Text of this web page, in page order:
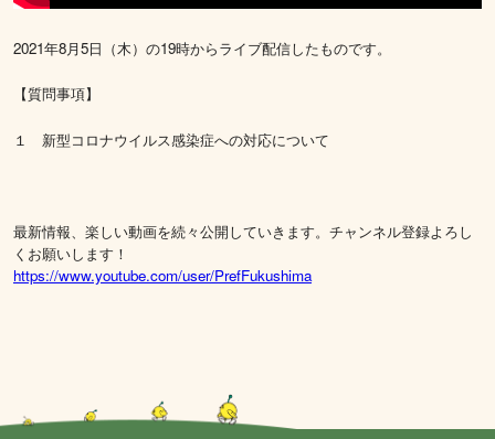
2021年8月5日（木）の19時からライブ配信したものです。
【質問事項】
１ 新型コロナウイルス感染症への対応について
最新情報、楽しい動画を続々公開していきます。チャンネル登録よろし
くお願いします！
https://www.youtube.com/user/PrefFukushima